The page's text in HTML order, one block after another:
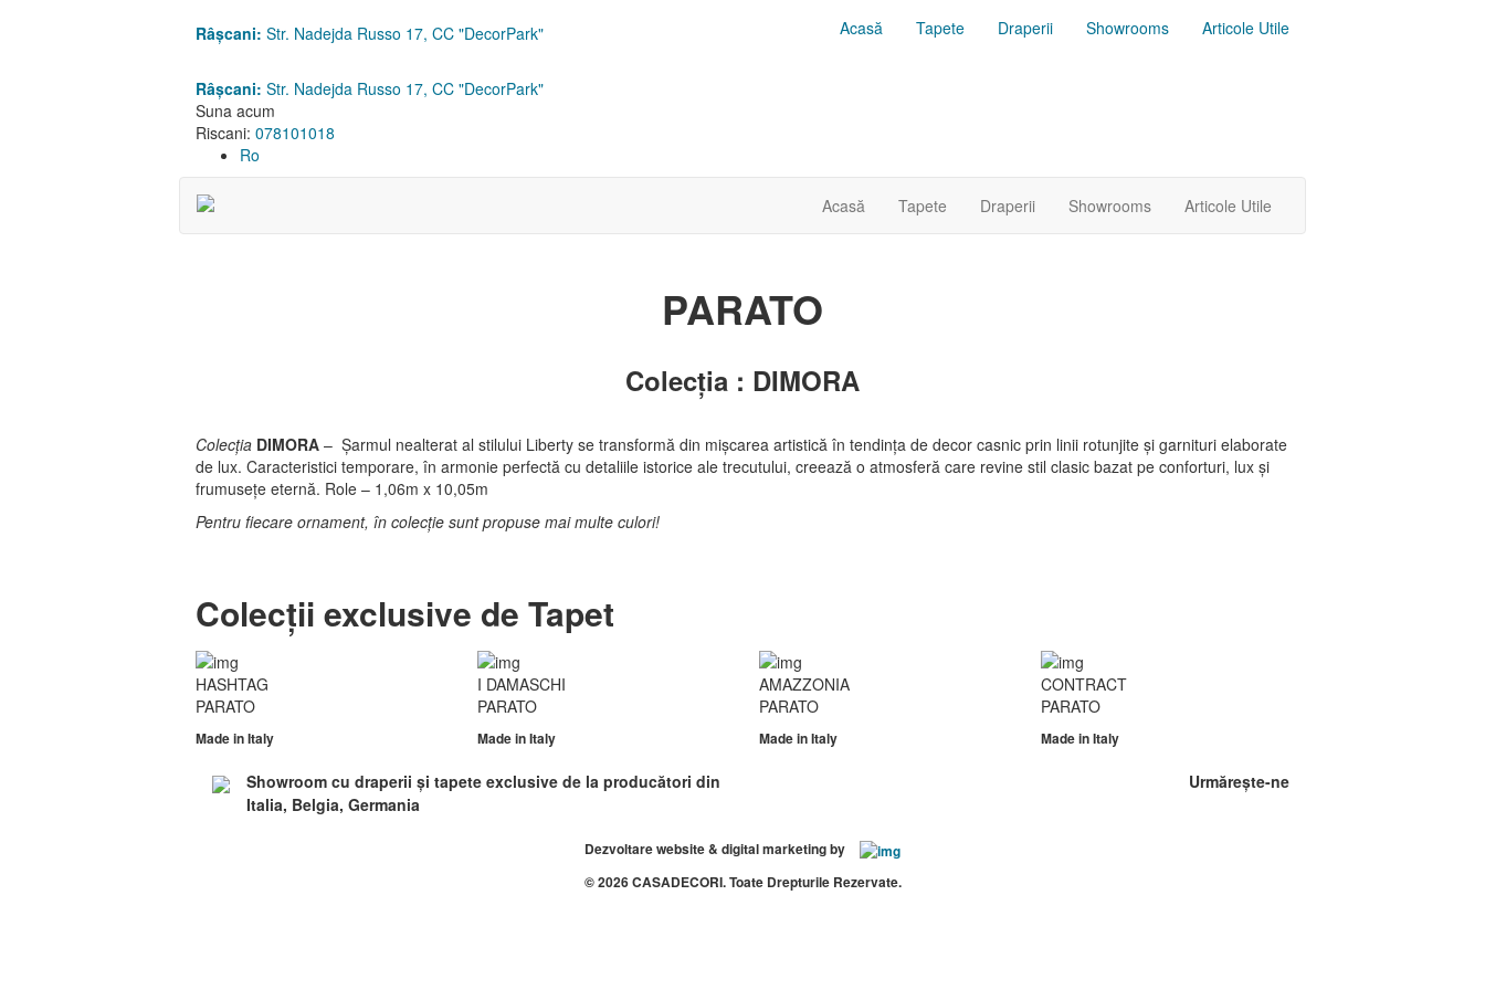
Acasă Tapete Draperii Showrooms Articole Utile
Râșcani: Str. Nadejda Russo 17, CC "DecorPark"
Râșcani: Str. Nadejda Russo 17, CC "DecorPark"
Suna acum
Riscani: 078101018
Ro
Acasă Tapete Draperii Showrooms Articole Utile
PARATO
Colecția : DIMORA
Colecția DIMORA – Șarmul nealterat al stilului Liberty se transformă din mișcarea artistică în tendința de decor casnic prin linii rotunjite și garnituri elaborate
de lux. Caracteristici temporare, în armonie perfectă cu detaliile istorice ale trecutului, creează o atmosferă care revine stil clasic bazat pe conforturi, lux și
frumusețe eternă. Role – 1,06m x 10,05m
Pentru fiecare ornament, în colecție sunt propuse mai multe culori!
Colecții exclusive de Tapet
HASHTAG
PARATO
Made inItaly
I DAMASCHI
PARATO
Made inItaly
AMAZZONIA
PARATO
Made inItaly
CONTRACT
PARATO
Made inItaly
Showroom cu draperii și tapete exclusive de la producători din
Italia, Belgia, Germania
Urmărește-ne
Dezvoltare website & digital marketing by
© 2026CASADECORI. Toate Drepturile Rezervate.